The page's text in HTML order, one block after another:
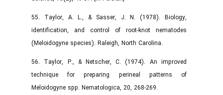
55. Taylor, A. L., & Sasser, J. N. (1978). Biology,
identification, and control of root-knot nematodes
(Meloidogyne species). Raleigh, North Carolina.
56. Taylor, P., & Netscher, C. (1974). An improved
technique for preparing perineal patterns of
Meloidogyne spp. Nematologica, 20, 268-269.